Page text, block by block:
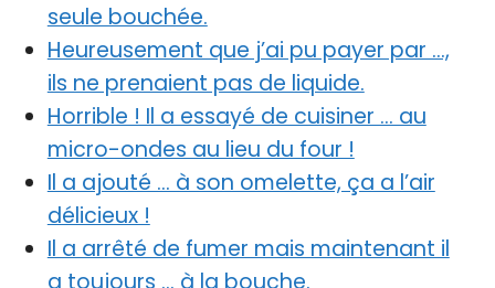
seule bouchée.
Heureusement que j’ai pu payer par …,
ils ne prenaient pas de liquide.
Horrible ! Il a essayé de cuisiner … au
micro-ondes au lieu du four !
Il a ajouté … à son omelette, ça a l’air
délicieux !
Il a arrêté de fumer mais maintenant il
a toujours … à la bouche.